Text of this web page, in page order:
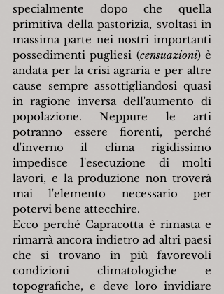
specialmente dopo che quella
primitiva della pastorizia, svoltasi in
massima parte nei nostri importanti
possedimenti pugliesi (censuazioni) è
andata per la crisi agraria e per altre
cause sempre assottigliandosi quasi
in ragione inversa dell'aumento di
popolazione. Neppure le arti
potranno essere fiorenti, perché
d'inverno il clima rigidissimo
impedisce l'esecuzione di molti
lavori, e la produzione non troverà
mai l'elemento necessario per
potervi bene attecchire.
Ecco perché Capracotta è rimasta e
rimarrà ancora indietro ad altri paesi
che si trovano in più favorevoli
condizioni climatologiche e
topografiche, e deve loro invidiare